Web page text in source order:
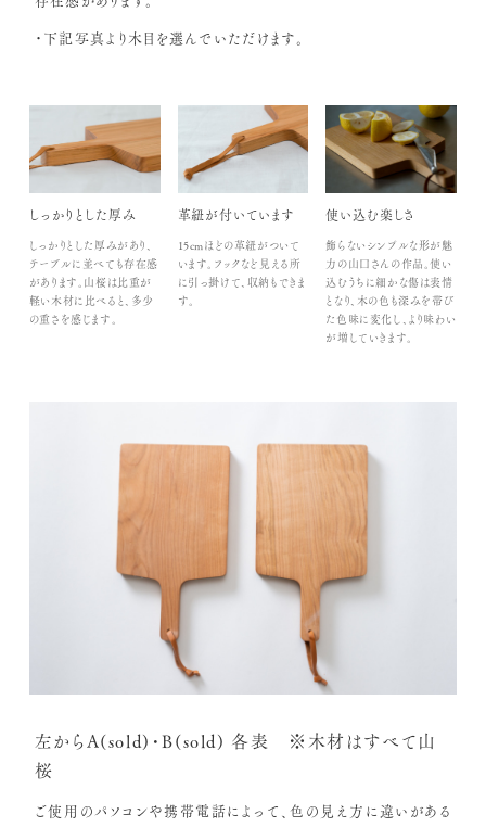
・下記写真より木目を選んでいただけます。
しっかりとした厚み
しっかりとした厚みがあり、
テーブルに並べても存在感
があります。山桜は比重が
軽い木材に比べると、多少
の重さを感じます。
革紐が付いています
15cmほどの革紐がついて
います。フックなど見える所
に引っ掛けて、収納もできま
す。
使い込む楽しさ
飾らないシンプルな形が魅
力の山口さんの作品。使い
込むうちに細かな傷は表情
となり、木の色も深みを帯び
た色味に変化し、より味わい
が増していきます。
左からA(sold)・B(sold) 各表 ※木材はすべて山
桜
ご使用のパソコンや携帯電話によって、色の見え方に違いがある